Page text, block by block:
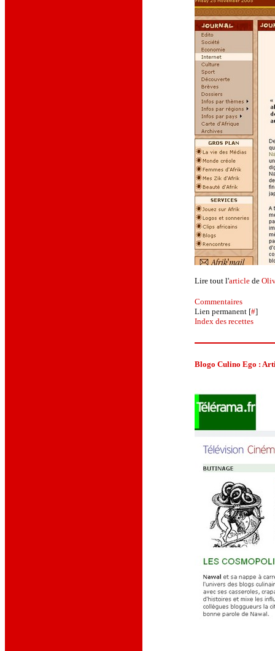
Lire tout l'article de
Commentaires
Lien permanent [#]
Index des recettes
Blogo Culino Ego :